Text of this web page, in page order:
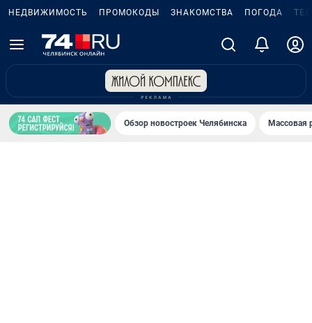
НЕДВИЖИМОСТЬ ПРОМОКОДЫ ЗНАКОМСТВА ПОГОДА
Обзор новостроек Челябинска Массовая